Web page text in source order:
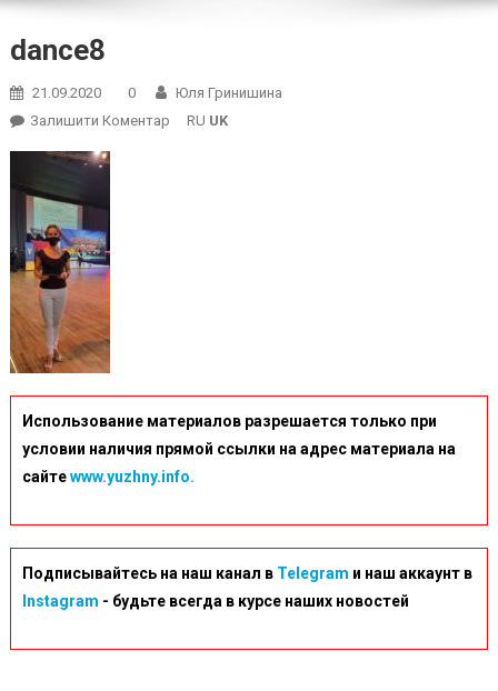
dance8
21.09.2020 0
Юля Гринишина
Залишити КоментарOn RU UK
Использование материалов разрешается только при
условии наличия прямой ссылки на адрес материала на
сайтеwww.yuzhny.info.
Подписывайтесь на наш канал в Telegram и наш аккаунт в
Instagram - будьте всегда в курсе наших новостей